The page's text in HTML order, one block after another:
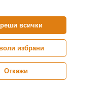
част от аптеки
за здравето на
аптека от
Лекарствата
всички
избрани
Откажи